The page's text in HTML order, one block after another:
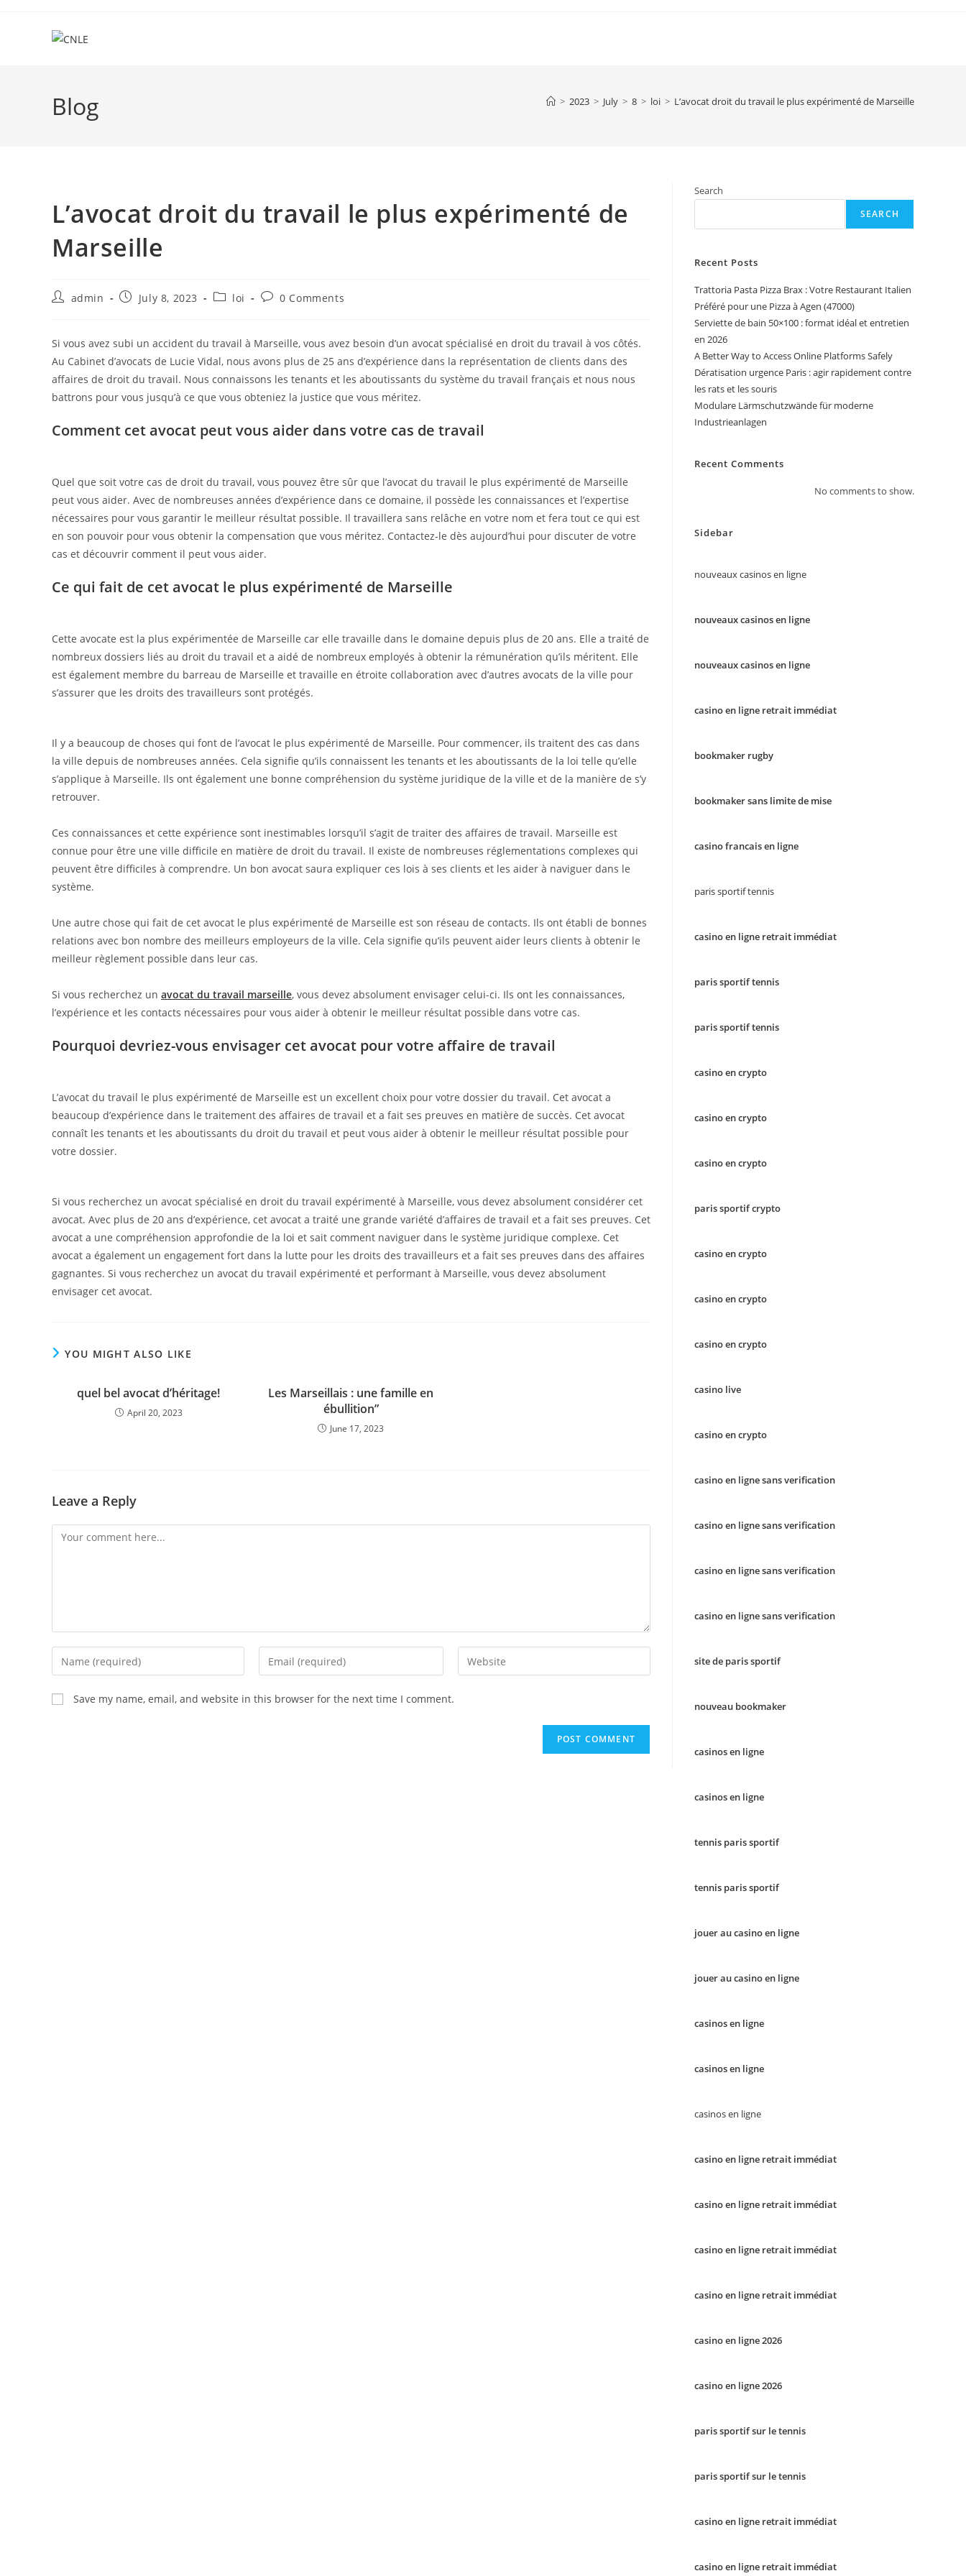
Blog > 2023 > July > 8 > loi > L’avocat droit du travail le plus expérimenté de Marseille
L’avocat droit du travail le plus expérimenté de
Marseille
Postadmin
PostJuly 8, 2023
Postloi
Post0 Comments
Si vous avez subi un accident du travail à Marseille, vous avez besoin d’un avocat spécialisé en droit du travail à vos côtés.
Au Cabinet d’avocats de Lucie Vidal, nous avons plus de 25 ans d’expérience dans la représentation de clients dans des
affaires de droit du travail. Nous connaissons les tenants et les aboutissants du système du travail français et nous nous
battrons pour vous jusqu’à ce que vous obteniez la justice que vous méritez.
Comment cet avocat peut vous aider dans votre cas de travail
Quel que soit votre cas de droit du travail, vous pouvez être sûr que l’avocat du travail le plus expérimenté de Marseille
peut vous aider. Avec de nombreuses années d’expérience dans ce domaine, il possède les connaissances et l’expertise
nécessaires pour vous garantir le meilleur résultat possible. Il travaillera sans relâche en votre nom et fera tout ce qui est
en son pouvoir pour vous obtenir la compensation que vous méritez. Contactez-le dès aujourd’hui pour discuter de votre
cas et découvrir comment il peut vous aider.
Ce qui fait de cet avocat le plus expérimenté de Marseille
Cette avocate est la plus expérimentée de Marseille car elle travaille dans le domaine depuis plus de 20 ans. Elle a traité de
nombreux dossiers liés au droit du travail et a aidé de nombreux employés à obtenir la rémunération qu’ils méritent. Elle
est également membre du barreau de Marseille et travaille en étroite collaboration avec d’autres avocats de la ville pour
s’assurer que les droits des travailleurs sont protégés.
Il y a beaucoup de choses qui font de l’avocat le plus expérimenté de Marseille. Pour commencer, ils traitent des cas dans
la ville depuis de nombreuses années. Cela signifie qu’ils connaissent les tenants et les aboutissants de la loi telle qu’elle
s’applique à Marseille. Ils ont également une bonne compréhension du système juridique de la ville et de la manière de s’y
retrouver.
Ces connaissances et cette expérience sont inestimables lorsqu’il s’agit de traiter des affaires de travail. Marseille est
connue pour être une ville difficile en matière de droit du travail. Il existe de nombreuses réglementations complexes qui
peuvent être difficiles à comprendre. Un bon avocat saura expliquer ces lois à ses clients et les aider à naviguer dans le
système.
Une autre chose qui fait de cet avocat le plus expérimenté de Marseille est son réseau de contacts. Ils ont établi de bonnes
relations avec bon nombre des meilleurs employeurs de la ville. Cela signifie qu’ils peuvent aider leurs clients à obtenir le
meilleur règlement possible dans leur cas.
Si vous recherchez un avocat du travail marseille, vous devez absolument envisager celui-ci. Ils ont les connaissances,
l’expérience et les contacts nécessaires pour vous aider à obtenir le meilleur résultat possible dans votre cas.
Pourquoi devriez-vous envisager cet avocat pour votre affaire de travail
L’avocat du travail le plus expérimenté de Marseille est un excellent choix pour votre dossier du travail. Cet avocat a
beaucoup d’expérience dans le traitement des affaires de travail et a fait ses preuves en matière de succès. Cet avocat
connaît les tenants et les aboutissants du droit du travail et peut vous aider à obtenir le meilleur résultat possible pour
votre dossier.
Si vous recherchez un avocat spécialisé en droit du travail expérimenté à Marseille, vous devez absolument considérer cet
avocat. Avec plus de 20 ans d’expérience, cet avocat a traité une grande variété d’affaires de travail et a fait ses preuves. Cet
avocat a une compréhension approfondie de la loi et sait comment naviguer dans le système juridique complexe. Cet
avocat a également un engagement fort dans la lutte pour les droits des travailleurs et a fait ses preuves dans des affaires
gagnantes. Si vous recherchez un avocat du travail expérimenté et performant à Marseille, vous devez absolument
envisager cet avocat.
YOU MIGHT ALSO LIKE
quel bel avocat d’héritage!
April 20, 2023
Les Marseillais : une famille en
ébullition”
June 17, 2023
Leave a Reply
Comment
Enter
your
name
or
Enter
your
Enter
your
Save my name, email, and website in this browser for the next time I comment.
Search
SEARCH
Recent Posts
Trattoria Pasta Pizza Brax : Votre Restaurant Italien
Préféré pour une Pizza à Agen (47000)
Serviette de bain 50×100 : format idéal et entretien
en 2026
A Better Way to Access Online Platforms Safely
Dératisation urgence Paris : agir rapidement contre
les rats et les souris
Modulare Lärmschutzwände für moderne
Industrieanlagen
Recent Comments
No comments to show.
Sidebar
nouveaux casinos en ligne
nouveaux casinos en ligne
nouveaux casinos en ligne
casino en ligne retrait immédiat
bookmaker rugby
bookmaker sans limite de mise
casino francais en ligne
paris sportif tennis
casino en ligne retrait immédiat
paris sportif tennis
paris sportif tennis
casino en crypto
casino en crypto
casino en crypto
paris sportif crypto
casino en crypto
casino en crypto
casino en crypto
casino live
casino en crypto
casino en ligne sans verification
casino en ligne sans verification
casino en ligne sans verification
casino en ligne sans verification
site de paris sportif
nouveau bookmaker
casinos en ligne
casinos en ligne
tennis paris sportif
tennis paris sportif
jouer au casino en ligne
jouer au casino en ligne
casinos en ligne
casinos en ligne
casinos en ligne
casino en ligne retrait immédiat
casino en ligne retrait immédiat
casino en ligne retrait immédiat
casino en ligne retrait immédiat
casino en ligne 2026
casino en ligne 2026
paris sportif sur le tennis
paris sportif sur le tennis
casino en ligne retrait immédiat
casino en ligne retrait immédiat